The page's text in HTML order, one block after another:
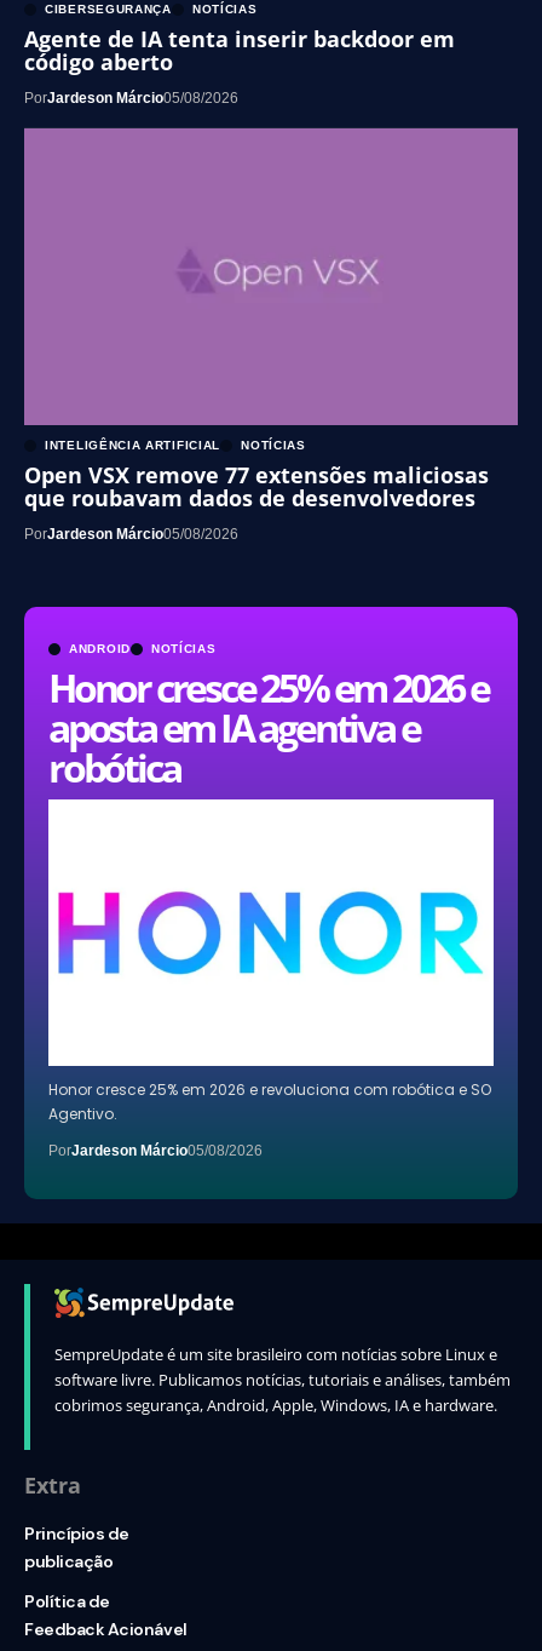
ANDROID NOTÍCIAS
Honor cresce 25% em 2026 e
aposta em IA agentiva e
robótica
Honor cresce 25% em 2026 e revoluciona com robótica e SO
Agentivo.
PorJardeson Márcio05/08/2026
CIBERSEGURANÇA NOTÍCIAS
Agente de IA tenta inserir backdoor em
código aberto
PorJardeson Márcio05/08/2026
INTELIGÊNCIA ARTIFICIAL NOTÍCIAS
Open VSX remove 77 extensões maliciosas
que roubavam dados de desenvolvedores
PorJardeson Márcio05/08/2026
SempreUpdate é um site brasileiro com notícias sobre Linux e
software livre. Publicamos notícias, tutoriais e análises, também
cobrimos segurança, Android, Apple, Windows, IA e hardware.
Extra
Princípios de
publicação
Política de
Feedback Acionável